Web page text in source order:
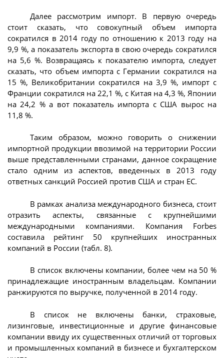
Далее рассмотрим импорт. В первую очередь
стоит сказать, что совокупный объем импорта
сократился в 2014 году по отношению к 2013 году на
9,9 %, а показатель экспорта в свою очередь сократился
на 5,6 %. Возвращаясь к показателю импорта, следует
сказать, что объем импорта с Германии сократился на
15 %, Великобритании сократился на 3,9 %, импорт с
Франции сократился на 22,1 %, с Китая на 4,3 %, Японии
на 24,2 % а вот показатель импорта с США вырос на
11,8 %.
Таким образом, можно говорить о снижении
импортной продукции ввозимой на территории России
выше представленными странами, данное сокращение
стало одним из аспектов, введенных в 2013 году
ответных санкций Россией против США и стран ЕС.
В рамках анализа международного бизнеса, стоит
отразить аспекты, связанные с крупнейшими
международными компаниями. Компания Forbes
составила рейтинг 50 крупнейших иностранных
компаний в России (табл. 8).
В список включены компании, более чем на 50 %
принадлежащие иностранным владельцам. Компании
ранжируются по выручке, полученной в 2014 году.
В список не включены банки, страховые,
лизинговые, инвестиционные и другие финансовые
компании ввиду их существенных отличий от торговых
и промышленных компаний в бизнесе и бухгалтерском